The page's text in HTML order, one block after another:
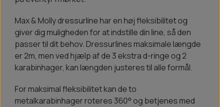
Max & Molly dressurline har en høj fleksibilitet og
giver dig muligheden for at indstille din line, så den
passer til dit behov. Dressurlines maksimale længde
er 2m, men ved hjælp af de 3 ekstra d-ringe og 2
karabinhager, kan længden justeres til alle formål.
For maksimal fleksibilitet kan de to
metalkarabinhager roteres 360° og betjenes med